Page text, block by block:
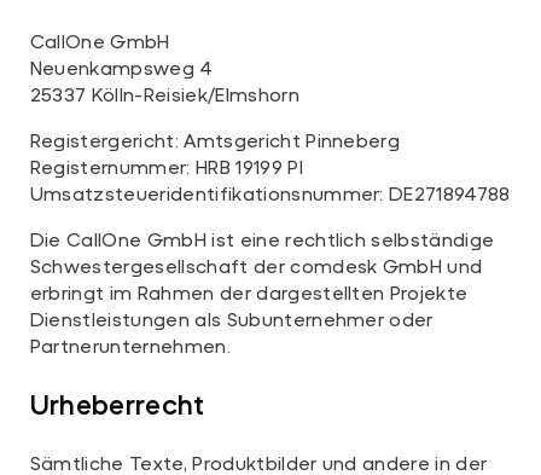
CallOne GmbH
Neuenkampsweg 4
25337 Kölln-Reisiek/Elmshorn
Registergericht: Amtsgericht Pinneberg
Registernummer: HRB 19199 PI
Umsatzsteueridentifikationsnummer: DE271894788
Die CallOne GmbH ist eine rechtlich selbständige
Schwestergesellschaft der comdesk GmbH und
erbringt im Rahmen der dargestellten Projekte
Dienstleistungen als Subunternehmer oder
Partnerunternehmen.
Urheberrecht
Sämtliche Texte, Produktbilder und andere in der